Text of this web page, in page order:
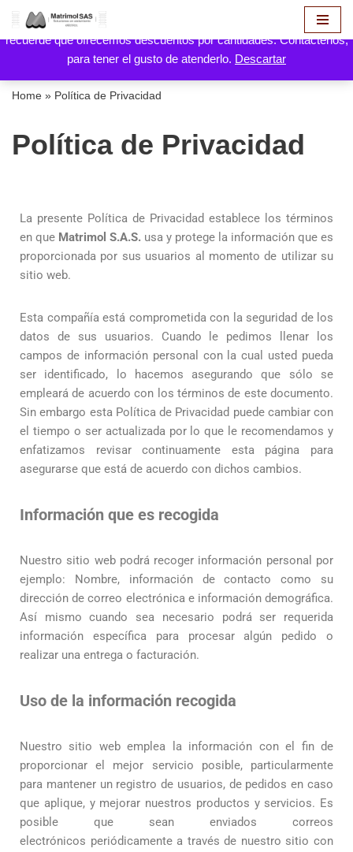
Hola! aquí puede hacer solicitud de cotización de sus productos,
recuerde que ofrecemos descuentos por cantidades. Contáctenos,
para tener el gusto de atenderlo. Descartar
Saltar
contenido
Home » Política de Privacidad
Política de Privacidad
La presente Política de Privacidad establece los términos
en que Matrimol S.A.S. usa y protege la información que es
proporcionada por sus usuarios al momento de utilizar su
sitio web.
Esta compañía está comprometida con la seguridad de los
datos de sus usuarios. Cuando le pedimos llenar los
campos de información personal con la cual usted pueda
ser identificado, lo hacemos asegurando que sólo se
empleará de acuerdo con los términos de este documento.
Sin embargo esta Política de Privacidad puede cambiar con
el tiempo o ser actualizada por lo que le recomendamos y
enfatizamos revisar continuamente esta página para
asegurarse que está de acuerdo con dichos cambios.
Información que es recogida
Nuestro sitio web podrá recoger información personal por
ejemplo: Nombre, información de contacto como su
dirección de correo electrónica e información demográfica.
Así mismo cuando sea necesario podrá ser requerida
información específica para procesar algún pedido o
realizar una entrega o facturación.
Uso de la información recogida
Nuestro sitio web emplea la información con el fin de
proporcionar el mejor servicio posible, particularmente
para mantener un registro de usuarios, de pedidos en caso
que aplique, y mejorar nuestros productos y servicios. Es
posible que sean enviados correos
electrónicos periódicamente a través de nuestro sitio con